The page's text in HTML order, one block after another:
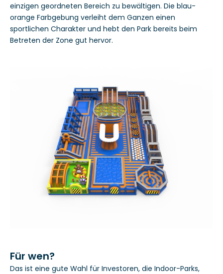
einzigen geordneten Bereich zu bewältigen. Die blau-
orange Farbgebung verleiht dem Ganzen einen
sportlichen Charakter und hebt den Park bereits beim
Betreten der Zone gut hervor.
Für wen?
Das ist eine gute Wahl für Investoren, die Indoor-Parks,